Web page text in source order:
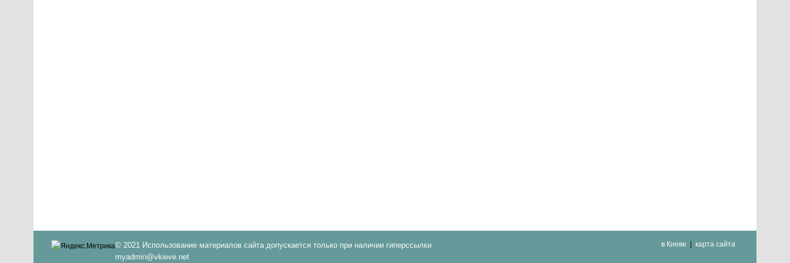
в Киеве карта сайта
© 2021 Использование материалов сайта допускается только при наличии гиперссылки
myadmin@vkieve.net